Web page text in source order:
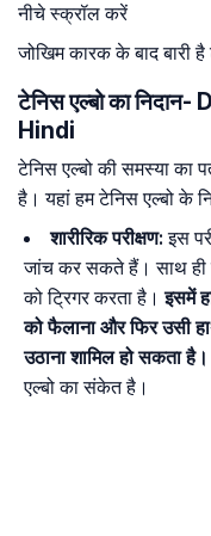
नीचे स्क्रॉल करें
जोखिम कारक के बाद बारी
टेनिस एल्बो का
Hindi
टेनिस एल्बो की समस्या का
है। यहां हम टेनिस एल्बो के
शारीरिक परीक्षण: इस
जांच कर सकते हैं। साथ ही
को ट्रिगर करता है।इसमें
को फैलाना और फिर उसी
उठाना शामिल हो सकता है।
एल्बो का संकेत है।